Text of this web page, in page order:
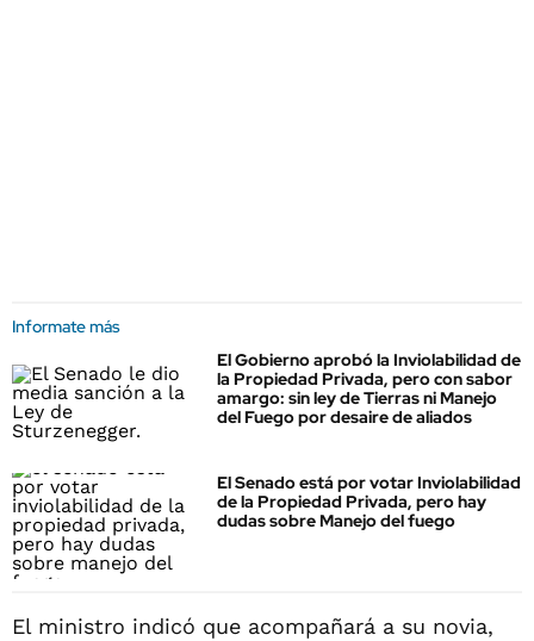
Informate más
El Gobierno aprobó la Inviolabilidad de
la Propiedad Privada, pero con sabor
amargo: sin ley de Tierras ni Manejo
del Fuego por desaire de aliados
El Senado está por votar Inviolabilidad
de la Propiedad Privada, pero hay
dudas sobre Manejo del fuego
El ministro indicó que acompañará a su novia,